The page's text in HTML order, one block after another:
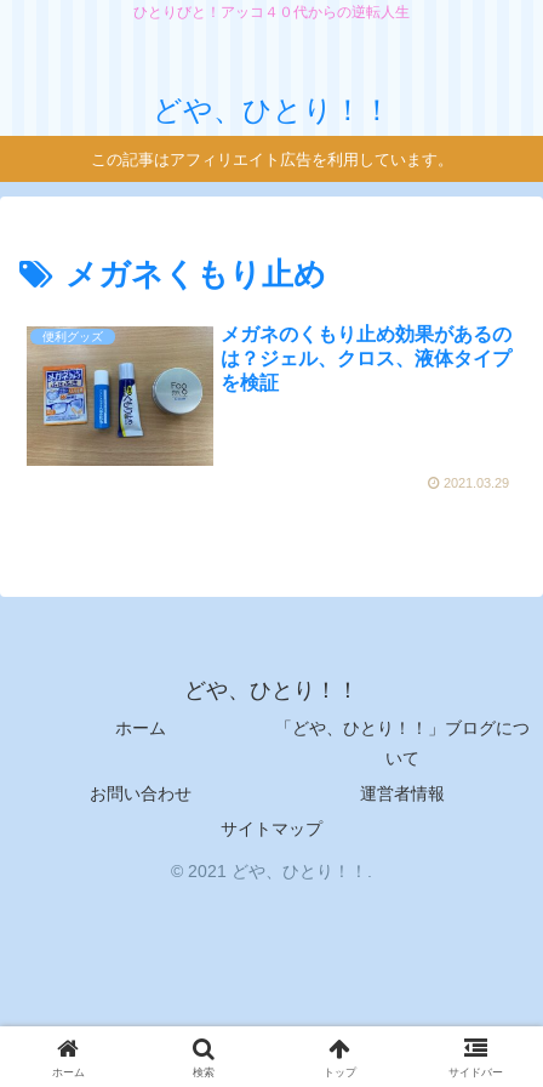
ひとりびと！アッコ４０代からの逆転人生
どや、ひとり！！
この記事はアフィリエイト広告を利用しています。
メガネくもり止め
便利グッズ
メガネのくもり止め効果があるの
は？ジェル、クロス、液体タイプ
を検証
2021.03.29
どや、ひとり！！
ホーム
「どや、ひとり！！」ブログにつ
いて
お問い合わせ
運営者情報
サイトマップ
© 2021 どや、ひとり！！.
ホーム 検索 トップ サイドバー